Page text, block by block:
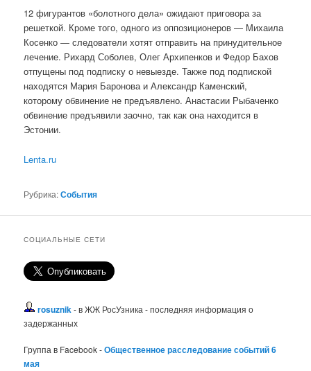
12 фигурантов «болотного дела» ожидают приговора за
решеткой. Кроме того, одного из оппозиционеров — Михаила
Косенко — следователи хотят отправить на принудительное
лечение. Рихард Соболев, Олег Архипенков и Федор Бахов
отпущены под подписку о невыезде. Также под подпиской
находятся Мария Баронова и Александр Каменский,
которому обвинение не предъявлено. Анастасии Рыбаченко
обвинение предъявили заочно, так как она находится в
Эстонии.
Lenta.ru
Рубрика:События
СОЦИАЛЬНЫЕ СЕТИ
rosuznik- в ЖЖ РосУзника - последняя информация о
задержанных
Группа в Facebook -Общественное расследование событий 6
мая